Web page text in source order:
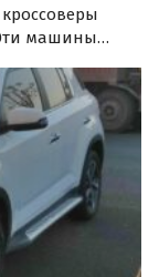
машины
в
портал…